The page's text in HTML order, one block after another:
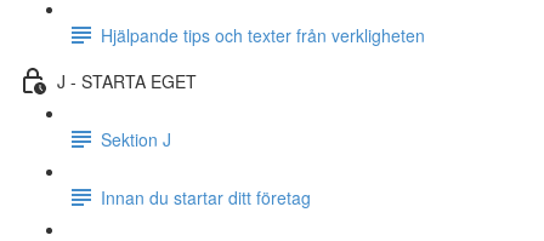
Hjälpande tips och texter från verkligheten
J - STARTA EGET
Sektion J
Innan du startar ditt företag